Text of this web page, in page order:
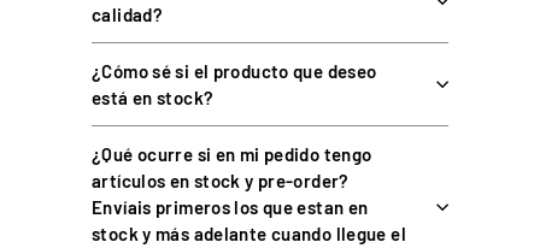
Acabado
Montaje
Por tornillo o anclaje en perfil
(según cockpit)
Función adicional Enrollador de cable integrado
Compatibilidad
Cockpits de aluminio/acero y
calidad?
¿Cómo sé si el producto que deseo
está en stock?
¿Qué ocurre si en mi pedido tengo
artículos en stock y pre-order?
Envíais primeros los que estan en
stock y más adelante cuando llegue el